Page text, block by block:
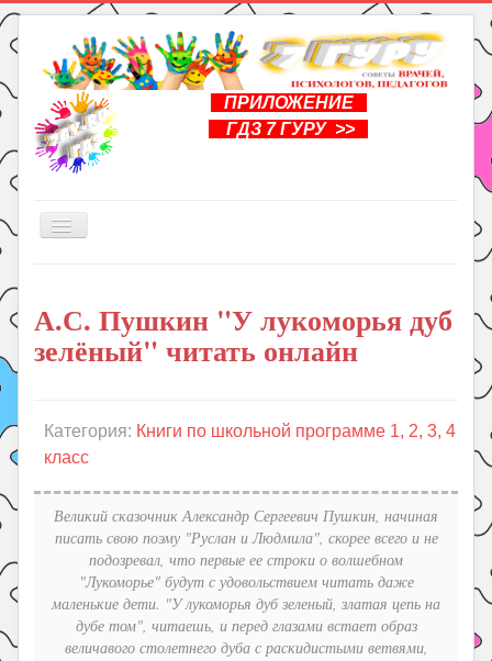
ПРИЛОЖЕНИЕ
ГДЗ 7 ГУРУ >>
Включить/
Книги
Рукоделие
Уроки
ГДЗ
Психология
Летом!
Поиск
А.С. Пушкин "У лукоморья дуб
зелёный" читать онлайн
Категория: Книги по школьной программе 1, 2, 3, 4
класс
Великий сказочник Александр Сергеевич Пушкин, начиная
писать свою поэму "Руслан и Людмила", скорее всего и не
подозревал, что первые ее строки о волшебном
"Лукоморье" будут с удовольствием читать даже
маленькие дети. "У лукоморья дуб зеленый, златая цепь на
дубе том", читаешь, и перед глазами встает образ
величавого столетнего дуба с раскидистыми ветвями,